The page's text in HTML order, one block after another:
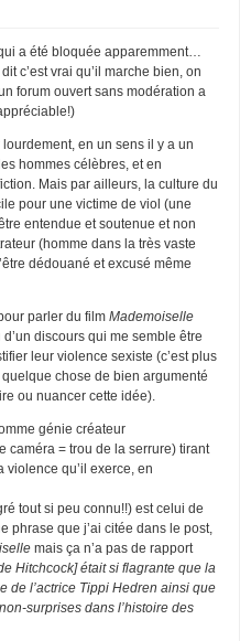
a été bloquée apparemment…
c’est vrai qu’il marche bien, on
forum ouvert sans modération a
en un sens il y a un
hommes célèbres, et en
Mais par ailleurs, la culture du
pour une victime de viol (une
entendue et soutenue et non
(homme dans la très vaste
dédouané et excusé même
parler du film Mademoiselle
discours qui me semble être
leur violence sexiste (c’est plus
chose de bien argumenté
ou nuancer cette idée).
génie créateur
caméra = trou de la serrure) tirant
violence qu’il exerce, en
tout si peu connu!!) est celui de
phrase que j’ai citée dans le post,
mais ça n’a pas de rapport
Hitchcock] était si flagrante que la
de l’actrice Tippi Hedren ainsi que
surprises dans l’histoire des